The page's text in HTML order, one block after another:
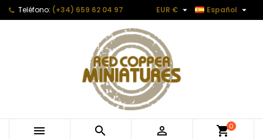
Teléfono: (+34) 659 62 04 97 Español 
EUR € 
   0